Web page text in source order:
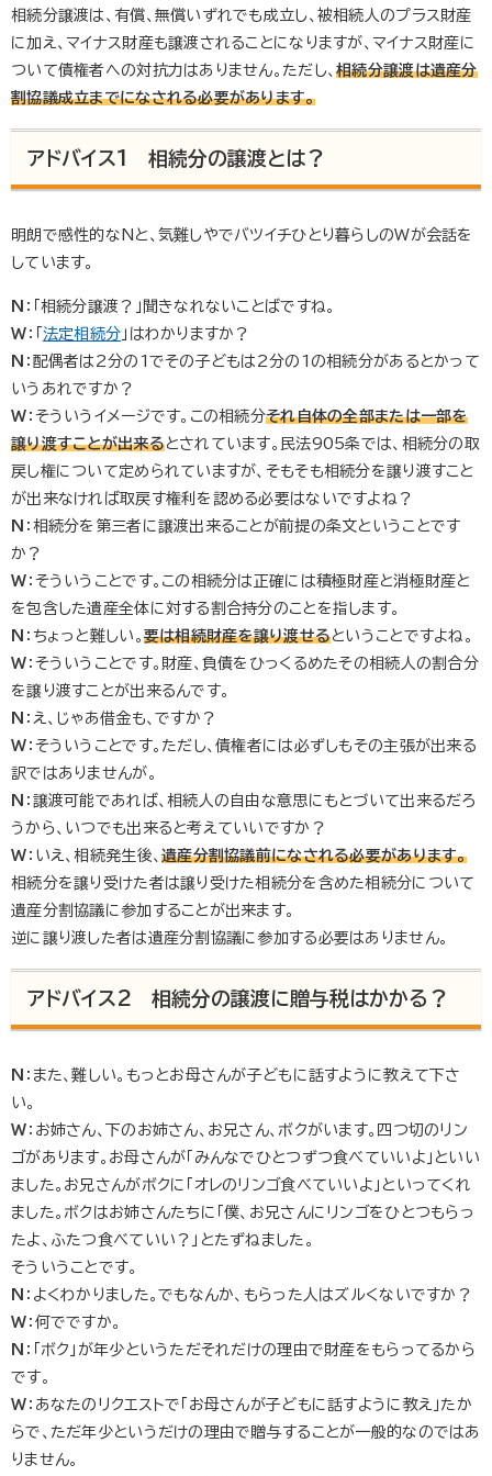
相続分譲渡は、有償、無償いずれでも成立し、被相続人のプラス財産
に加え、マイナス財産も譲渡されることになりますが、マイナス財産に
ついて債権者への対抗力はありません。ただし、相続分譲渡は遺産分
割協議成立までになされる必要があります。
アドバイス1 相続分の譲渡とは？
明朗で感性的なNと、気難しやでバツイチひとり暮らしのWが会話を
しています。
N ：「相続分譲渡？」聞きなれないことばですね。
W ：「 法定相続分 」はわかりますか？
N ：配偶者は2分の1でその子どもは2分の1の相続分があるとかって
いうあれですか？
W ：そういうイメージです。この相続分それ自体の全部または一部を
譲り渡すことが出来るとされています。民法905条では、相続分の取
戻し権について定められていますが、そもそも相続分を譲り渡すこと
が出来なければ取戻す権利を認める必要はないですよね？
N ：相続分を第三者に譲渡出来ることが前提の条文ということです
か？
W ：そういうことです。この相続分は正確には積極財産と消極財産と
を包含した遺産全体に対する割合持分のことを指します。
N ：ちょっと難しい。 要は相続財産を譲り渡せるということですよね。
W ：そういうことです。財産、負債をひっくるめたその相続人の割合分
を譲り渡すことが出来るんです。
N ：え、じゃあ借金も、ですか？
W ：そういうことです。ただし、債権者には必ずしもその主張が出来る
訳ではありませんが。
N ：譲渡可能であれば、相続人の自由な意思にもとづいて出来るだろ
うから、いつでも出来ると考えていいですか？
W ：いえ、相続発生後、遺産分割協議前になされる必要があります。
相続分を譲り受けた者は譲り受けた相続分を含めた相続分について
遺産分割協議に参加することが出来ます。
逆に譲り渡した者は遺産分割協議に参加する必要はありません。
アドバイス2 相続分の譲渡に贈与税はかかる？
N ：また、難しい。もっとお母さんが子どもに話すように教えて下さ
い。
W ：お姉さん、下のお姉さん、お兄さん、ボクがいます。四つ切のリン
ゴがあります。お母さんが「みんなでひとつずつ食べていいよ」といい
ました。お兄さんがボクに「オレのリンゴ食べていいよ」といってくれ
ました。ボクはお姉さんたちに「僕、お兄さんにリンゴをひとつもらっ
たよ、ふたつ食べていい？」とたずねました。
そういうことです。
N ：よくわかりました。でもなんか、もらった人はズルくないですか？
W ：何でですか。
N ：「ボク」が年少というただそれだけの理由で財産をもらってるから
です。
W ：あなたのリクエストで「お母さんが子どもに話すように教え」たか
らで、ただ年少というだけの理由で贈与することが一般的なのではあ
りません。